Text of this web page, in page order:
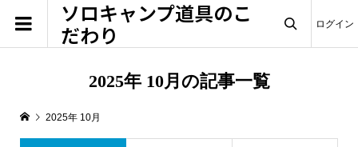
ソロキャンプ道具のこ
だわり
ログイン
2025年 10月の記事一覧
2025年 10月